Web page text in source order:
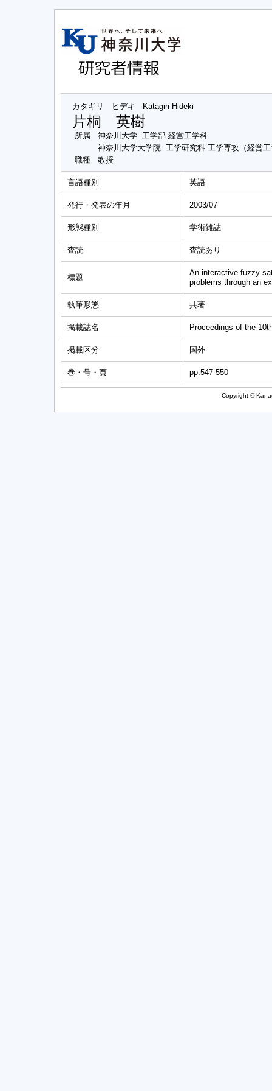
カタギリ ヒデキ Katagiri Hideki
片桐 英樹
所属
神奈川大学 工学部 経営工学科
神奈川大学大学院 工学研究科 工学専攻（経営
職種
教授
言語種別 英語
発行・発表の年月 2003/07
形態種別 学術雑誌
査読 査読あり
標題
An interactive fuzzy
problems through an
執筆形態 共著
掲載誌名 Proceedings of the
掲載区分 国外
巻・号・頁 pp.547-550
Copyright ©